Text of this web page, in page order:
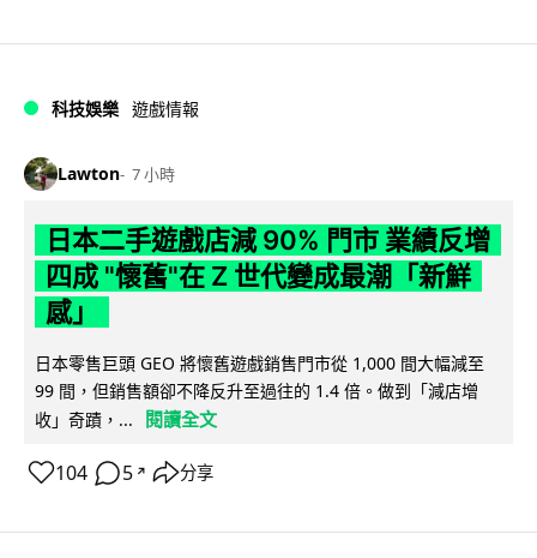
科技娛樂 遊戲情報
Lawton 7 小時
日本二手遊戲店減 90% 門市 業績反增
四成 "懷舊"在 Z 世代變成最潮「新鮮
感」
日本零售巨頭 GEO 將懷舊遊戲銷售門市從 1,000 間大幅減至
99 間，但銷售額卻不降反升至過往的 1.4 倍。做到「減店增
收」奇蹟，...
閱讀全文
104 5 ↗ 分享